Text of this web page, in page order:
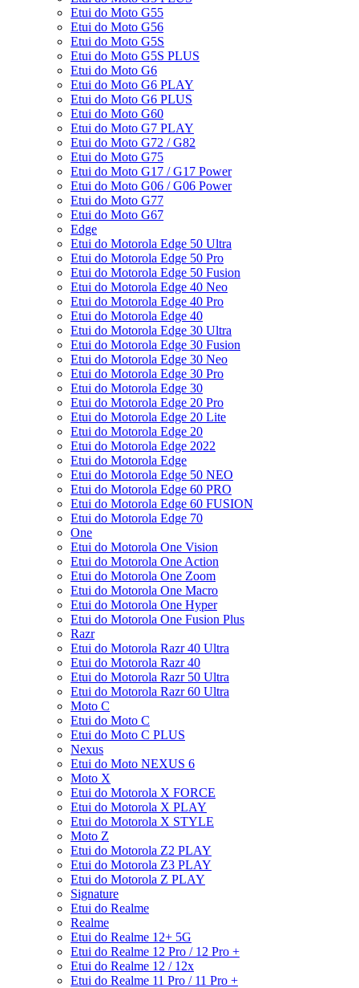
Etui do Moto G55
Etui do Moto G56
Etui do Moto G5S
Etui do Moto G5S PLUS
Etui do Moto G6
Etui do Moto G6 PLAY
Etui do Moto G6 PLUS
Etui do Moto G60
Etui do Moto G7 PLAY
Etui do Moto G72 / G82
Etui do Moto G75
Etui do Moto G17 / G17 Power
Etui do Moto G06 / G06 Power
Etui do Moto G77
Etui do Moto G67
Edge
Etui do Motorola Edge 50 Ultra
Etui do Motorola Edge 50 Pro
Etui do Motorola Edge 50 Fusion
Etui do Motorola Edge 40 Neo
Etui do Motorola Edge 40 Pro
Etui do Motorola Edge 40
Etui do Motorola Edge 30 Ultra
Etui do Motorola Edge 30 Fusion
Etui do Motorola Edge 30 Neo
Etui do Motorola Edge 30 Pro
Etui do Motorola Edge 30
Etui do Motorola Edge 20 Pro
Etui do Motorola Edge 20 Lite
Etui do Motorola Edge 20
Etui do Motorola Edge 2022
Etui do Motorola Edge
Etui do Motorola Edge 50 NEO
Etui do Motorola Edge 60 PRO
Etui do Motorola Edge 60 FUSION
Etui do Motorola Edge 70
One
Etui do Motorola One Vision
Etui do Motorola One Action
Etui do Motorola One Zoom
Etui do Motorola One Macro
Etui do Motorola One Hyper
Etui do Motorola One Fusion Plus
Razr
Etui do Motorola Razr 40 Ultra
Etui do Motorola Razr 40
Etui do Motorola Razr 50 Ultra
Etui do Motorola Razr 60 Ultra
Moto C
Etui do Moto C
Etui do Moto C PLUS
Nexus
Etui do Moto NEXUS 6
Moto X
Etui do Motorola X FORCE
Etui do Motorola X PLAY
Etui do Motorola X STYLE
Moto Z
Etui do Motorola Z2 PLAY
Etui do Motorola Z3 PLAY
Etui do Motorola Z PLAY
Signature
Etui do Realme
Realme
Etui do Realme 12+ 5G
Etui do Realme 12 Pro / 12 Pro +
Etui do Realme 12 / 12x
Etui do Realme 11 Pro / 11 Pro +